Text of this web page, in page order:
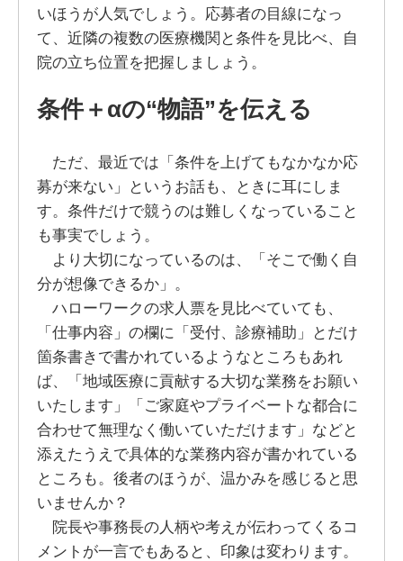
いほうが人気でしょう。応募者の目線になっ
て、近隣の複数の医療機関と条件を見比べ、自
院の立ち位置を把握しましょう。
条件＋αの“物語”を伝える
ただ、最近では「条件を上げてもなかなか応
募が来ない」というお話も、ときに耳にしま
す。条件だけで競うのは難しくなっていること
も事実でしょう。
より大切になっているのは、「そこで働く自
分が想像できるか」。
ハローワークの求人票を見比べていても、
「仕事内容」の欄に「受付、診療補助」とだけ
箇条書きで書かれているようなところもあれ
ば、「地域医療に貢献する大切な業務をお願い
いたします」「ご家庭やプライベートな都合に
合わせて無理なく働いていただけます」などと
添えたうえで具体的な業務内容が書かれている
ところも。後者のほうが、温かみを感じると思
いませんか？
院長や事務長の人柄や考えが伝わってくるコ
メントが一言でもあると、印象は変わります。